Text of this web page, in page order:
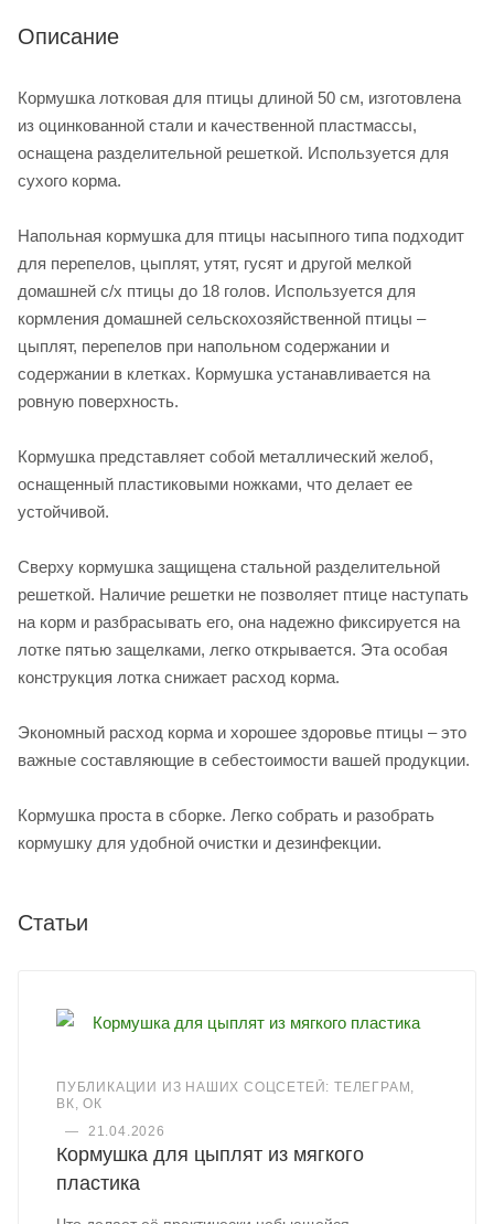
Описание
Кормушка лотковая для птицы длиной 50 см, изготовлена
из оцинкованной стали и качественной пластмассы,
оснащена разделительной решеткой. Используется для
сухого корма.
Напольная кормушка для птицы насыпного типа подходит
для перепелов, цыплят, утят, гусят и другой мелкой
домашней с/х птицы до 18 голов. Используется для
кормления домашней сельскохозяйственной птицы –
цыплят, перепелов при напольном содержании и
содержании в клетках. Кормушка устанавливается на
ровную поверхность.
Кормушка представляет собой металлический желоб,
оснащенный пластиковыми ножками, что делает ее
устойчивой.
Сверху кормушка защищена стальной разделительной
решеткой. Наличие решетки не позволяет птице наступать
на корм и разбрасывать его, она надежно фиксируется на
лотке пятью защелками, легко открывается. Эта особая
конструкция лотка снижает расход корма.
Экономный расход корма и хорошее здоровье птицы – это
важные составляющие в себестоимости вашей продукции.
Кормушка проста в сборке. Легко собрать и разобрать
кормушку для удобной очистки и дезинфекции.
Статьи
ПУБЛИКАЦИИ ИЗ НАШИХ СОЦСЕТЕЙ: ТЕЛЕГРАМ,
ВК, ОК
—
21.04.2026
Кормушка для цыплят из мягкого
пластика